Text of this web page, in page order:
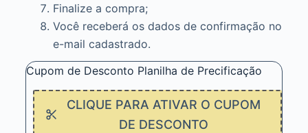
Finalize a compra;
Você receberá os dados de confirmação no
e-mail cadastrado.
Cupom de Desconto Planilha de Precificação
CLIQUE PARA ATIVAR O CUPOM
DE DESCONTO